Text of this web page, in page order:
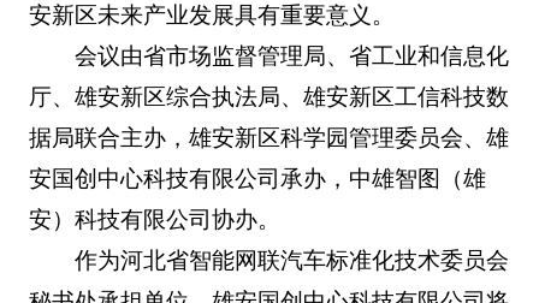
安新区未来产业发展具有重要意义。
会议由省市场监督管理局、省工业和信息化
厅、雄安新区综合执法局、雄安新区工信科技数
据局联合主办，雄安新区科学园管理委员会、雄
安国创中心科技有限公司承办，中雄智图（雄
安）科技有限公司协办。
作为河北省智能网联汽车标准化技术委员会